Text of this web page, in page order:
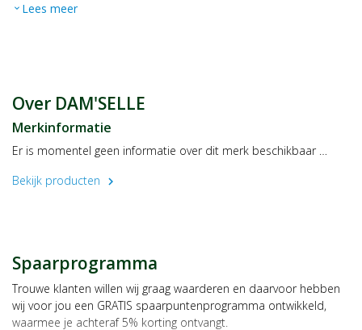
expand_more Lees meer
Over DAM'SELLE
Merkinformatie
Er is momentel geen informatie over dit merk beschikbaar …
Bekijk producten
chevron_right
Spaarprogramma
Trouwe klanten willen wij graag waarderen en daarvoor hebben
wij voor jou een GRATIS spaarpuntenprogramma ontwikkeld,
waarmee je achteraf 5% korting ontvangt.